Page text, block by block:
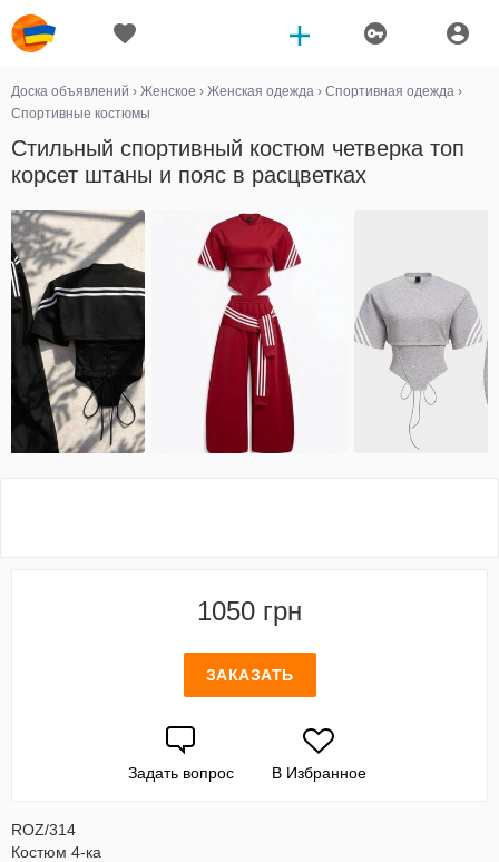
Доска объявлений › Женское › Женская одежда › Спортивная одежда ›
Спортивные костюмы
Стильный спортивный костюм четверка топ
корсет штаны и пояс в расцветках
1050 грн
ЗАКАЗАТЬ
Задать вопрос В Избранное
ROZ/314
Костюм 4-ка